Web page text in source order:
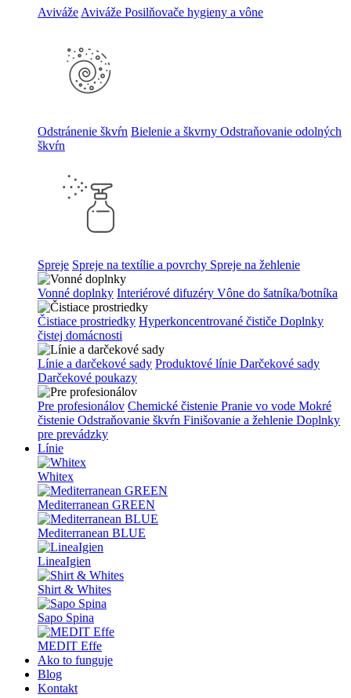
Aviváže Aviváže Posilňovače hygieny a vône
Odstránenie škvŕn Bielenie a škvrny Odstraňovanie odolných
škvŕn
Spreje Spreje na textílie a povrchy Spreje na žehlenie
Vonné doplnky Interiérové difuzéry Vône do šatníka/botníka
Čistiace prostriedky Hyperkoncentrované čističe Doplnky
čistej domácnosti
Línie a darčekové sady Produktové línie Darčekové sady
Darčekové poukazy
Pre profesionálov Chemické čistenie Pranie vo vode Mokré
čistenie Odstraňovanie škvŕn Finišovanie a žehlenie Doplnky
pre prevádzky
Línie
Whitex
Mediterranean GREEN
Mediterranean BLUE
LineaIgien
Shirt & Whites
Sapo Spina
MEDIT Effe
Ako to funguje
Blog
Kontakt